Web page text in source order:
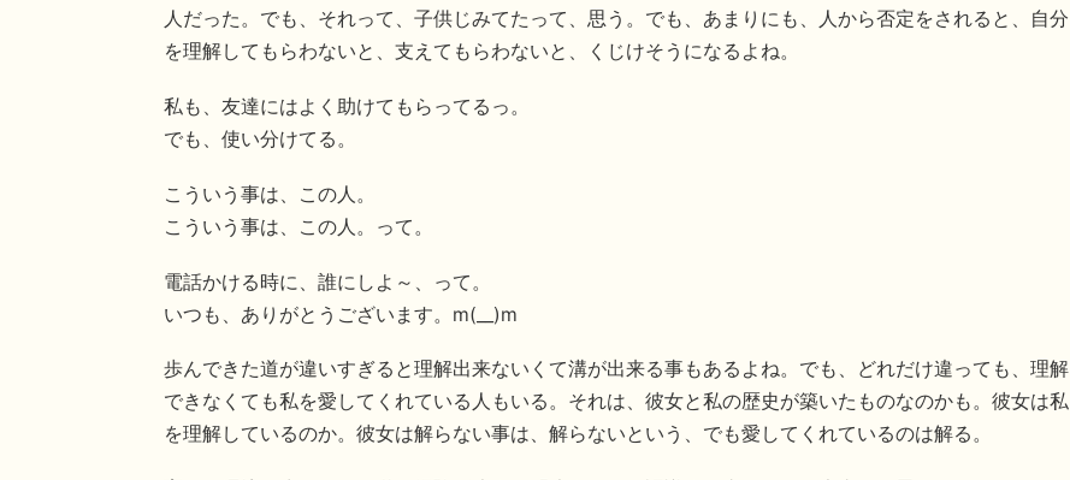
人だった。でも、それって、子供じみてたって、思う。でも、あまりにも、人から否定をされると、自分
を理解してもらわないと、支えてもらわないと、くじけそうになるよね。
私も、友達にはよく助けてもらってるっ。
でも、使い分けてる。
こういう事は、この人。
こういう事は、この人。って。
電話かける時に、誰にしよ～、って。
いつも、ありがとうございます。m(__)m
歩んできた道が違いすぎると理解出来ないくて溝が出来る事もあるよね。でも、どれだけ違っても、理解
できなくても私を愛してくれている人もいる。それは、彼女と私の歴史が築いたものなのかも。彼女は私
を理解しているのか。彼女は解らない事は、解らないという、でも愛してくれているのは解る。